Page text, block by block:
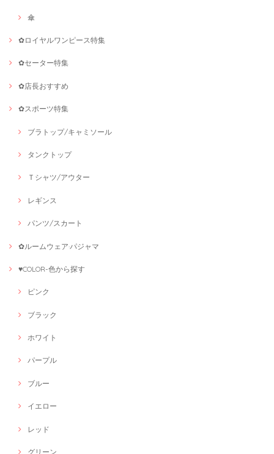
傘
✿ロイヤルワンピース特集
✿セーター特集
✿店長おすすめ
✿スポーツ特集
ブラトップ/キャミソール
タンクトップ
Ｔシャツ/アウター
レギンス
パンツ/スカート
✿ルームウェア·パジャマ
♥COLOR-色から探す
ピンク
ブラック
ホワイト
パープル
ブルー
イエロー
レッド
グリーン